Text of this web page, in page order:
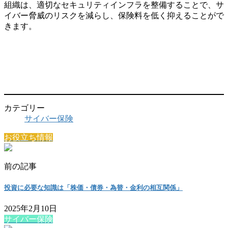
組織は、適切なセキュリティインフラを整備することで、サ
イバー脅威のリスクを減らし、保険料を低く抑えることがで
きます。
カテゴリー
サイバー保険
お役立ち情報
前の記事
投資に必要な知識は「株価・債券・為替・金利の相互関係」
2025年2月10日
サイバー保険